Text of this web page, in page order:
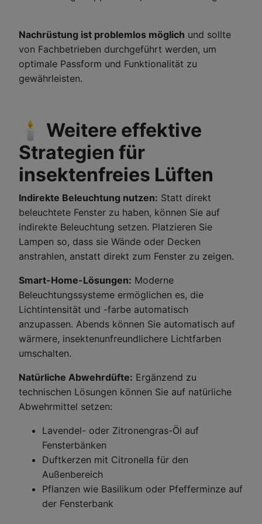
Nachrüstung ist problemlos möglich und sollte
von Fachbetrieben durchgeführt werden, um
optimale Passform und Funktionalität zu
gewährleisten.
🕯️ Weitere effektive
Strategien für
insektenfreies Lüften
Indirekte Beleuchtung nutzen: Statt direkt
beleuchtete Fenster zu haben, können Sie auf
indirekte Beleuchtung setzen. Platzieren Sie
Lampen so, dass sie Wände oder Decken
anstrahlen, anstatt direkt zum Fenster zu zeigen.
Smart-Home-Lösungen: Moderne
Beleuchtungssysteme ermöglichen es, die
Lichtintensität und -farbe automatisch
anzupassen. Abends können Sie automatisch auf
wärmere, insektenunfreundlichere Lichtfarben
umschalten.
Natürliche Abwehrdüfte: Ergänzend zu
technischen Lösungen können Sie auf natürliche
Abwehrmittel setzen:
Lavendel- oder Zitronengras-Öl auf
Fensterbänken
Duftkerzen mit Citronella für den
Außenbereich
Pflanzen wie Basilikum oder Pfefferminze auf
der Fensterbank